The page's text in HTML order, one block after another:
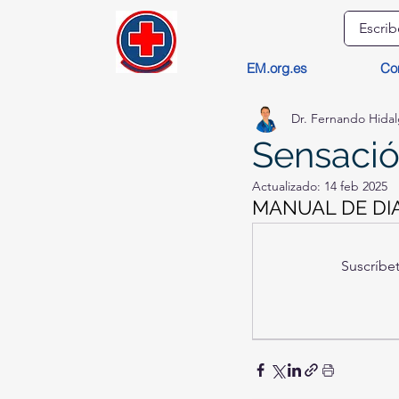
EM.org.es
Dr. Fernando
Actualizado: 14 feb 2025
MANUAL DE